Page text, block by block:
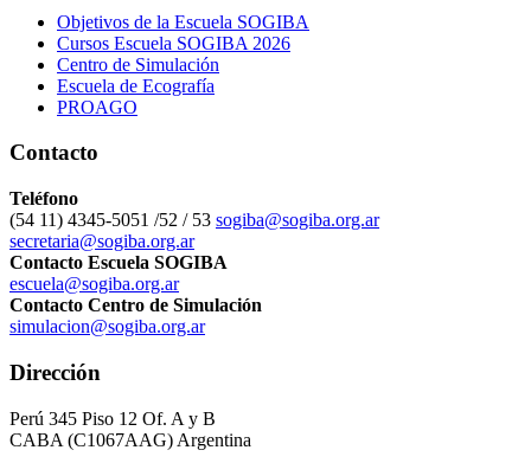
Objetivos de la Escuela SOGIBA
Cursos Escuela SOGIBA 2026
Centro de Simulación
Escuela de Ecografía
PROAGO
Contacto
Teléfono
(54 11) 4345-5051 /52 / 53 sogiba@sogiba.org.ar
secretaria@sogiba.org.ar
Contacto Escuela SOGIBA
escuela@sogiba.org.ar
Contacto Centro de Simulación
simulacion@sogiba.org.ar
Dirección
Perú 345 Piso 12 Of. A y B
CABA (C1067AAG) Argentina